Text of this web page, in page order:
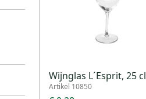
Wijnglas L´Esprit, 25 cl
Artikel 10850